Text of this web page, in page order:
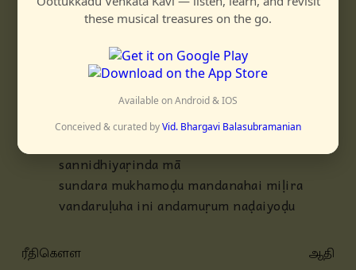
enṛāi
inimēlē enkadai onṛudān svāmi
indaḷam shiṛanda paṇṇōḍum kalanda
ezhilāna kuzhaloodi
iduvaṛai āṛiyādoru mātavamāmunihaḷum
māmalaraḍipaṇi mādhava
sannidhiyaṛinda mā
sundara mukhamoḍu mandanahai miḷira
vandaruḷuha ini andamuṛum naḍaiyoḍu
ரீதிகௌள ஆதி
these musical treasures on the go.
Available on Android & IOS
Conceived & curated byVid. Bhargavi Balasubramanian